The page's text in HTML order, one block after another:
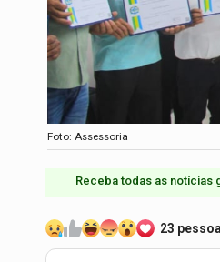
Foto: Assessoria
Receba todas as notícias
23